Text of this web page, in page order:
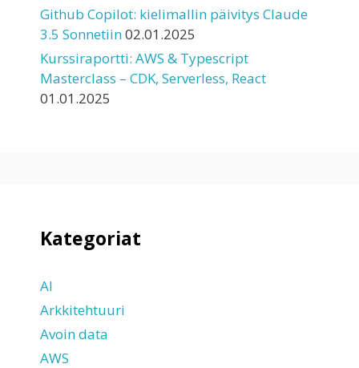
Github Copilot: kielimallin päivitys Claude
3.5 Sonnetiin02.01.2025
Kurssiraportti: AWS & Typescript
Masterclass – CDK, Serverless, React
01.01.2025
Kategoriat
AI
Arkkitehtuuri
Avoin data
AWS